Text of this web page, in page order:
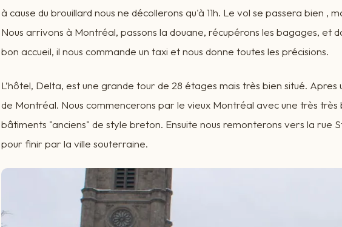
à cause du brouillard nous ne décollerons qu'à 11h. Le vol se passera bien ,
Nous arrivons à Montréal, passons la douane, récupérons les bagages, et
bon accueil, il nous commande un taxi et nous donne toutes les précisions.
L’hôtel, Delta, est une grande tour de 28 étages mais très bien situé.
de Montréal. Nous commencerons par le vieux Montréal avec une très très
bâtiments "anciens" de style breton. Ensuite nous remonterons vers la rue
pour finir par la ville souterraine.